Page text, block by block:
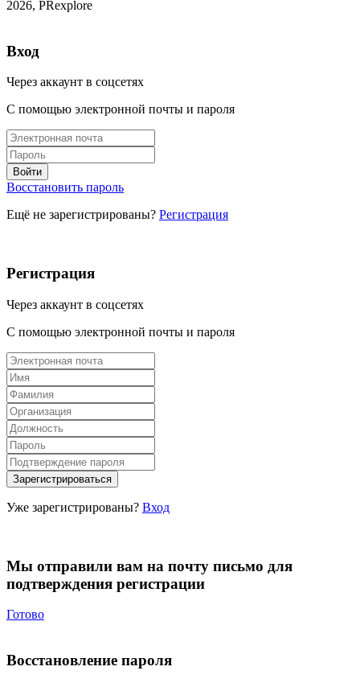
2026, PRexplore
Вход
Через аккаунт в соцсетях
С помощью электронной почты и пароля
Восстановить пароль
Ещё не зарегистрированы? Регистрация
Регистрация
Через аккаунт в соцсетях
С помощью электронной почты и пароля
Уже зарегистрированы? Вход
Мы отправили вам на почту письмо для
подтверждения регистрации
Готово
Восстановление пароля